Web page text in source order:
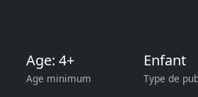
Age: 4+
Age minimum
Enfant
Type de